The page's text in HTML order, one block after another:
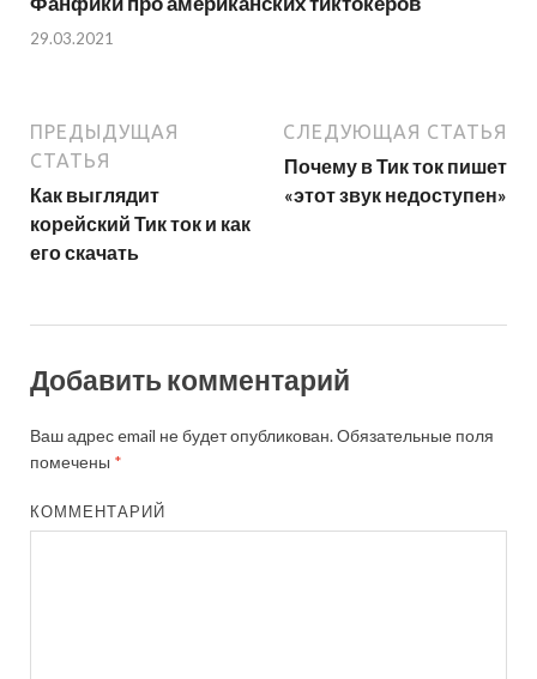
29.03.2021
ПРЕДЫДУЩАЯ
СТАТЬЯ
Как выглядит
корейский Тик ток и как
его скачать
СЛЕДУЮЩАЯ СТАТЬЯ
Почему в Тик ток пишет
«этот звук недоступен»
Добавить комментарий
Ваш адрес email не будет опубликован.Обязательные поля
помечены *
КОММЕНТАРИЙ